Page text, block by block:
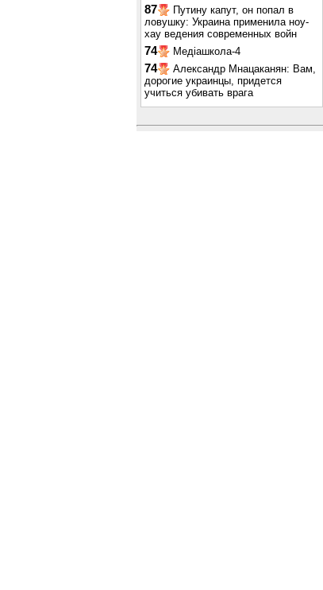
87
Путину капут, он попал в
ловушку: Украина применила ноу-
хау ведения современных войн
74 Медіашкола-4
74
Александр Мнацаканян: Вам,
дорогие украинцы, придется
учиться убивать врага